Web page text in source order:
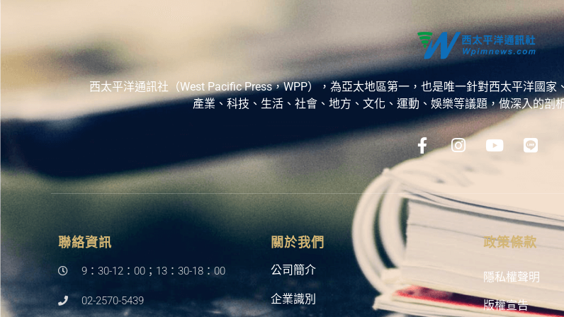
西太平洋通訊社（West Pacific Press，WPP），為亞太地區第一，也是唯一針對西太平洋國
產業、科技、生活、社會、地方、文化、運動、娛樂等議題，做深入的剖
聯絡資訊
9：30-12：00；13：30-18：00
02-2570-5439
關於我們
公司簡介
企業識別
政策條款
隱私權聲明
版權宣告